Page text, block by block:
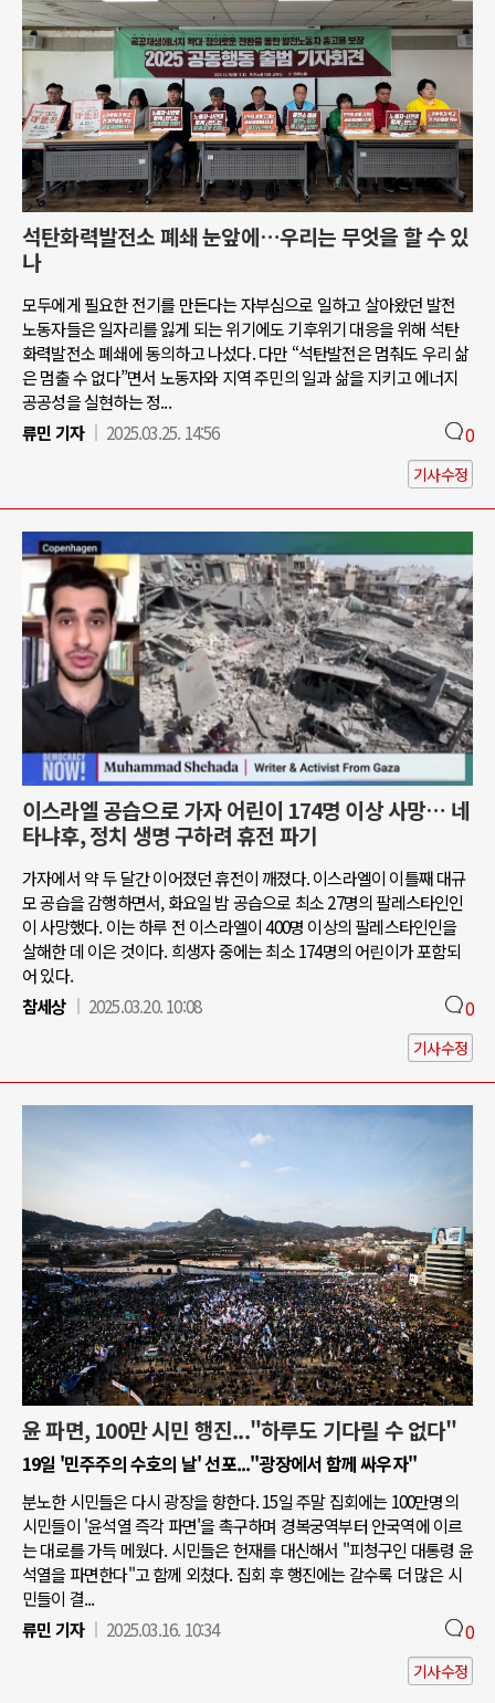
석탄화력발전소 폐쇄 눈앞에…우리는 무엇을 할 수 있
나
모두에게 필요한 전기를 만든다는 자부심으로 일하고 살아왔던 발전
노동자들은 일자리를 잃게 되는 위기에도 기후위기 대응을 위해 석탄
화력발전소 폐쇄에 동의하고 나섰다. 다만 “석탄발전은 멈춰도 우리 삶
은 멈출 수 없다”면서 노동자와 지역 주민의 일과 삶을 지키고 에너지
공공성을 실현하는 정...
류민 기자
2025.03.25. 14:56 0
기사수정
이스라엘 공습으로 가자 어린이 174명 이상 사망… 네
타냐후, 정치 생명 구하려 휴전 파기
가자에서 약 두 달간 이어졌던 휴전이 깨졌다. 이스라엘이 이틀째 대규
모 공습을 감행하면서, 화요일 밤 공습으로 최소 27명의 팔레스타인인
이 사망했다. 이는 하루 전 이스라엘이 400명 이상의 팔레스타인인을
살해한 데 이은 것이다. 희생자 중에는 최소 174명의 어린이가 포함되
어 있다.
참세상
2025.03.20. 10:08 0
기사수정
윤 파면, 100만 시민 행진..."하루도 기다릴 수 없다"
19일 '민주주의 수호의 날' 선포..."광장에서 함께 싸우자"
분노한 시민들은 다시 광장을 향한다. 15일 주말 집회에는 100만명의
시민들이 '윤석열 즉각 파면'을 촉구하며 경복궁역부터 안국역에 이르
는 대로를 가득 메웠다. 시민들은 헌재를 대신해서 "피청구인 대통령 윤
석열을 파면한다"고 함께 외쳤다. 집회 후 행진에는 갈수록 더 많은 시
민들이 결...
류민 기자
2025.03.16. 10:34 0
기사수정